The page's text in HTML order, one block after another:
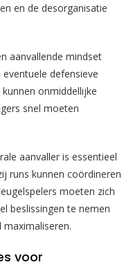
en de desorganisatie
aanvallende mindset
defensieve
onmiddellijke
snel moeten
aanvaller is essentieel
runs kunnen coördineren
moeten zich
beslissingen te nemen
voor